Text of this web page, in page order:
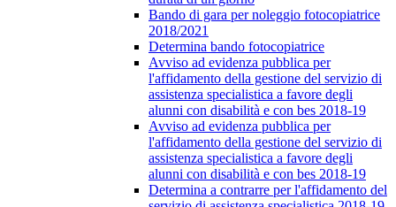
Bando di gara per noleggio fotocopiatrice
2018/2021
Determina bando fotocopiatrice
Avviso ad evidenza pubblica per
l'affidamento della gestione del servizio di
assistenza specialistica a favore degli
alunni con disabilità e con bes 2018-19
Avviso ad evidenza pubblica per
l'affidamento della gestione del servizio di
assistenza specialistica a favore degli
alunni con disabilità e con bes 2018-19
Determina a contrarre per l'affidamento del